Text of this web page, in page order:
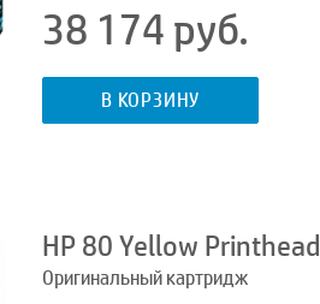
38 174 руб.
В КОРЗИНУ
HP 80 Yellow Printhead
Оригинальный картридж